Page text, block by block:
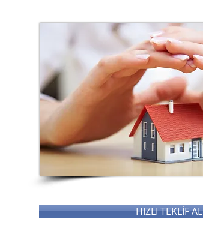
HIZLI TEKLİF AL